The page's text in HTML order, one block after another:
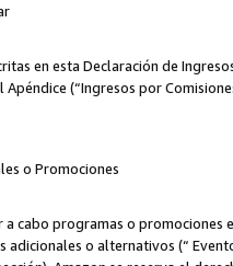
en esta Declaración de
(“Ingresos por
o Promociones
a cabo programas o
adicionales o alternativos (“